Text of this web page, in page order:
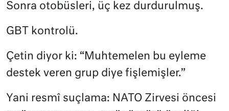
Sonra otobüsleri, üç kez durdurulmuş.
GBT kontrolü.
Çetin diyor ki: “Muhtemelen bu eyleme
destek veren grup diye fişlemişler.”
Yani resmî suçlama: NATO Zirvesi öncesi